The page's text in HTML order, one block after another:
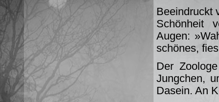
Beeindruckt
Schönheit
Augen:
schönes,
Der
Jungchen,
Dasein. An